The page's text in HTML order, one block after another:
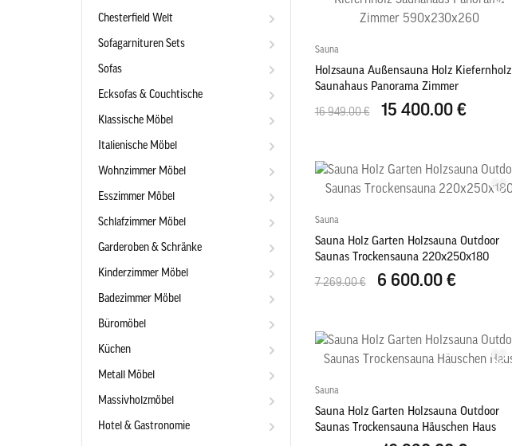
Chesterfield Welt
Sofagarnituren Sets
Sofas
Ecksofas & Couchtische
Klassische Möbel
Italienische Möbel
Wohnzimmer Möbel
Esszimmer Möbel
Schlafzimmer Möbel
Garderoben & Schränke
Kinderzimmer Möbel
Badezimmer Möbel
Büromöbel
Küchen
Metall Möbel
Massivholzmöbel
Hotel & Gastronomie
Sauna
Holzsauna Außensauna Holz Kiefernholz
Saunahaus Panorama Zimmer
590x230x260
16 949.00 €
15 400.00 €
Sauna
Sauna Holz Garten Holzsauna Outdoor
Saunas Trockensauna 220x250x180
7 269.00 € 6 600.00 €
Sauna
Sauna Holz Garten Holzsauna Outdoor
Saunas Trockensauna Häuschen Haus